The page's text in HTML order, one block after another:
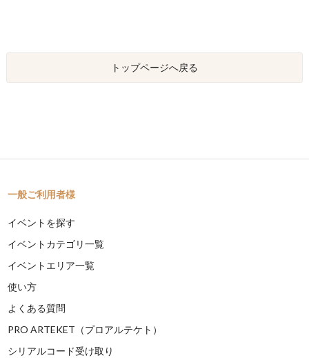
トップページへ戻る
一般ご利用者様
イベントを探す
イベントカテゴリ一覧
イベントエリア一覧
使い方
よくある質問
PRO ARTEKET（プロアルテケト）
シリアルコード受け取り